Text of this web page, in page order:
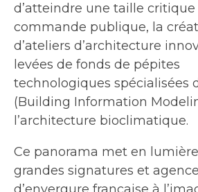
d’atteindre une taille critique
commande publique, la
d’ateliers d’architecture
levées de fonds de pépites
technologiques spécialisées
(Building Information
l’architecture bioclimatique.
Ce panorama met en
grandes signatures et